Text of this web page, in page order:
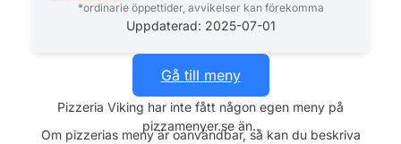
Måndag
16:00 - 22:00
Onsdag
16:00 - 22:00
Torsdag
16:00 - 22:00
Fredag
16:00 - 22:00
Lördag
13:00 - 22:00
*ordinarie öppettider, avvikelser kan förekomma
Uppdaterad: 2025-07-01
Gå till meny
Pizzeria Viking har inte fått någon egen meny på
pizzamenyer.se än..
Om pizzerias meny är oanvändbar, så kan du beskriva